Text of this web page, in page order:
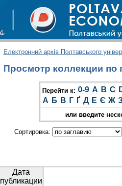
Електронний архів Полтавського
Просмотр коллекции по
Перейти к: 0-9 A B C
А Б В Г Ґ Д Е Є Ж
или введите
Сортировка:
Дата
публикации